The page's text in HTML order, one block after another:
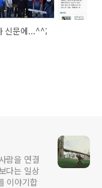
신문에...^^;
람을 연결
다는 일상
이야기합